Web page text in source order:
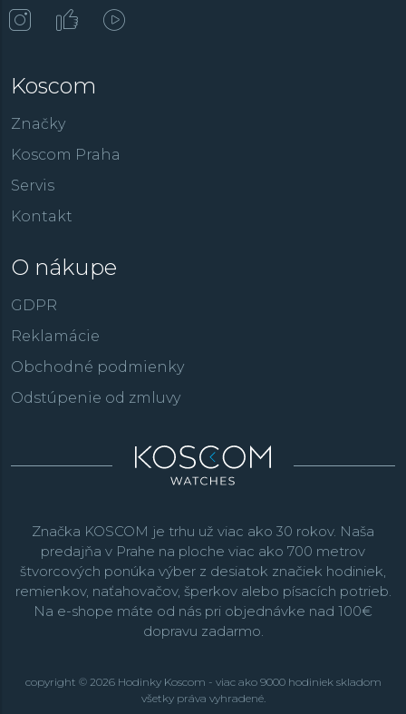
Koscom
Značky
Koscom Praha
Servis
Kontakt
O nákupe
GDPR
Reklamácie
Obchodné podmienky
Odstúpenie od zmluvy
Značka KOSCOM je trhu už viac ako 30 rokov. Naša
predajňa v Prahe na ploche viac ako 700 metrov
štvorcových ponúka výber z desiatok značiek hodiniek,
remienkov, naťahovačov, šperkov alebo písacích potrieb.
Na e-shope máte od nás pri objednávke nad 100€
dopravu zadarmo.
copyright © 2026 Hodinky Koscom - viac ako 9000 hodiniek skladom
všetky práva vyhradené.